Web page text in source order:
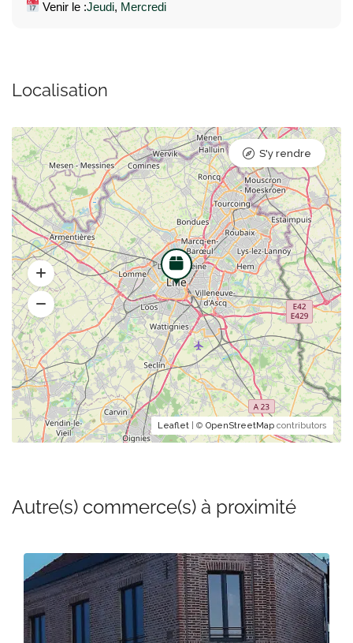
Venir le :Jeudi, Mercredi
Localisation
Leaflet | © OpenStreetMap contributors
S'y rendre
Autre(s) commerce(s) à proximité